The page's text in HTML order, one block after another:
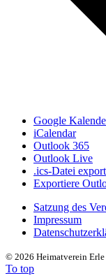
Google
iCalendar
Outlook 365
Outlook Live
.ics-Datei
Exportiere
Satzung des
Impressum
© 2026 Heimatverein Erle
To top